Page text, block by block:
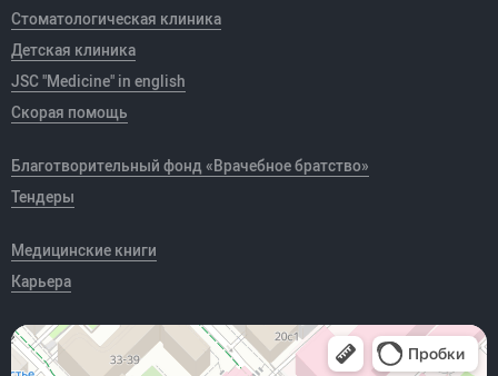
Стоматологическая клиника
Детская клиника
JSC "Medicine" in english
Скорая помощь
Благотворительный фонд «Врачебное братство»
Тендеры
Медицинские книги
Карьера